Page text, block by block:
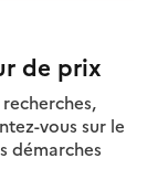
de prix
vous sur le
démarches